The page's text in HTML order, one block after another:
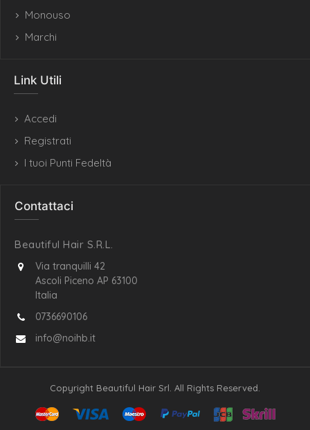
Monouso
Marchi
Link Utili
Accedi
Registrati
I tuoi Punti Fedeltà
Contattaci
Beautiful Hair S.R.L.
Via tranquilli 42
Ascoli Piceno AP 63100
Italia
0736690106
info@noihb.it
Copyright Beautiful Hair Srl. All Rights Reserved.